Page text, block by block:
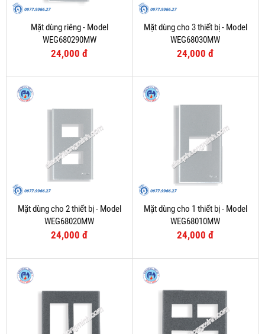
Mặt dùng riêng - Model
WEG680290MW
24,000 đ
Mặt dùng cho 3 thiết bị - Model
WEG68030MW
24,000 đ
Mặt dùng cho 2 thiết bị - Model
WEG68020MW
24,000 đ
Mặt dùng cho 1 thiết bị - Model
WEG68010MW
24,000 đ